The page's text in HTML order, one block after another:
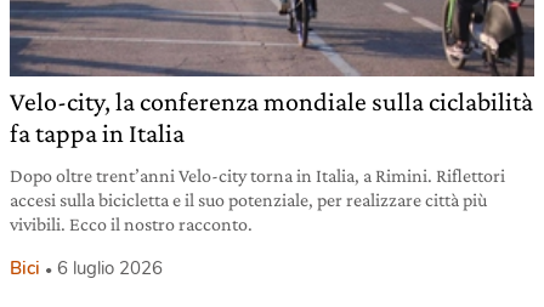
Velo-city, la conferenza mondiale sulla ciclabilità
fa tappa in Italia
Dopo oltre trent’anni Velo-city torna in Italia, a Rimini. Riflettori
accesi sulla bicicletta e il suo potenziale, per realizzare città più
vivibili. Ecco il nostro racconto.
Bici 6 luglio 2026